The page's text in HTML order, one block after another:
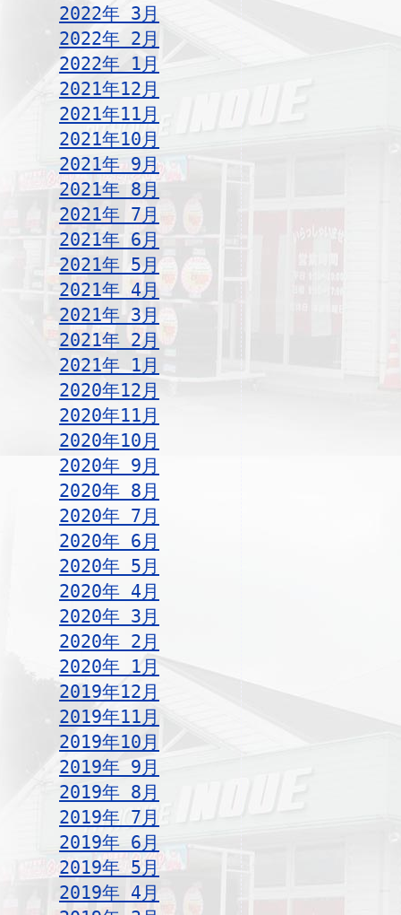
2022年 3月
2022年 2月
2022年 1月
2021年12月
2021年11月
2021年10月
2021年 9月
2021年 8月
2021年 7月
2021年 6月
2021年 5月
2021年 4月
2021年 3月
2021年 2月
2021年 1月
2020年12月
2020年11月
2020年10月
2020年 9月
2020年 8月
2020年 7月
2020年 6月
2020年 5月
2020年 4月
2020年 3月
2020年 2月
2020年 1月
2019年12月
2019年11月
2019年10月
2019年 9月
2019年 8月
2019年 7月
2019年 6月
2019年 5月
2019年 4月